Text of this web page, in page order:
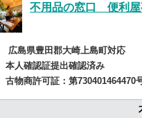
不用品の窓口 便利屋
広島県豊田郡大崎上島町対応
本人確認証提出確認済み
古物商許可証： 第730401464470